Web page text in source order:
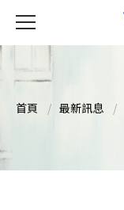
首頁 最新訊息